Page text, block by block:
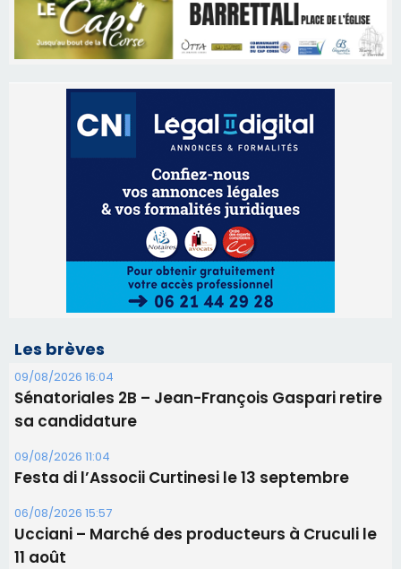
Les brèves
09/08/2026 16:04
Sénatoriales 2B – Jean-François Gaspari retire
sa candidature
09/08/2026 11:04
Festa di l’Associi Curtinesi le 13 septembre
06/08/2026 15:57
Ucciani – Marché des producteurs à Cruculi le
11 août